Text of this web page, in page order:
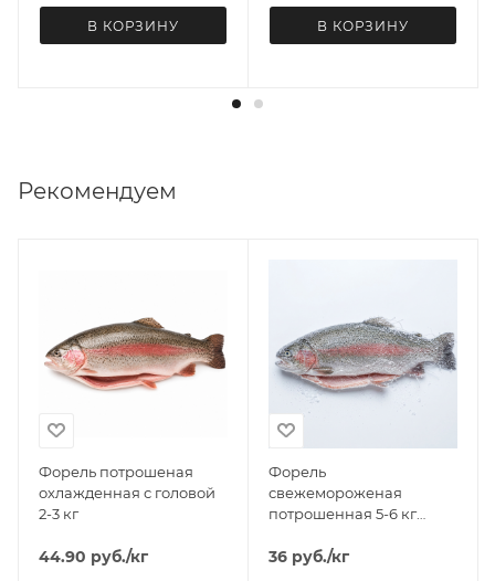
В КОРЗИНУ В КОРЗИНУ
Рекомендуем
Форель потрошеная
охлажденная с головой
2-3 кг
44.90 руб./кг
Форель
свежемороженая
потрошенная 5-6 кг
36 руб./кг